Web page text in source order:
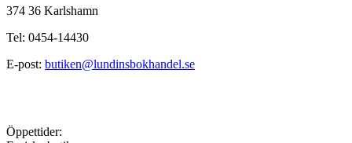
374 36 Karlshamn
Tel: 0454-14430
E-post: butiken@lundinsbokhandel.se
Öppettider: